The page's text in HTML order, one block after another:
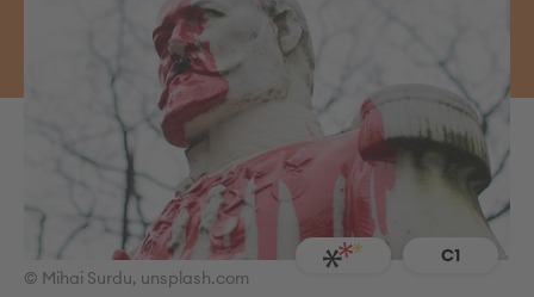
C1
© Mihai Surdu, unsplash.com